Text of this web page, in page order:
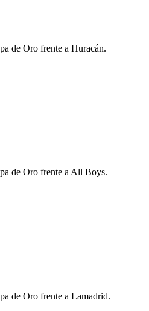
de Oro frente a Huracán.
de Oro frente a All Boys.
de Oro frente a Lamadrid.